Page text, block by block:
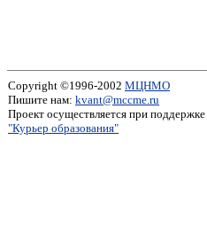
Copyright ©1996-2002 МЦНМО
Пишите нам: kvant@mccme.ru
Проект осуществляется при поддержке
"Курьер образования"